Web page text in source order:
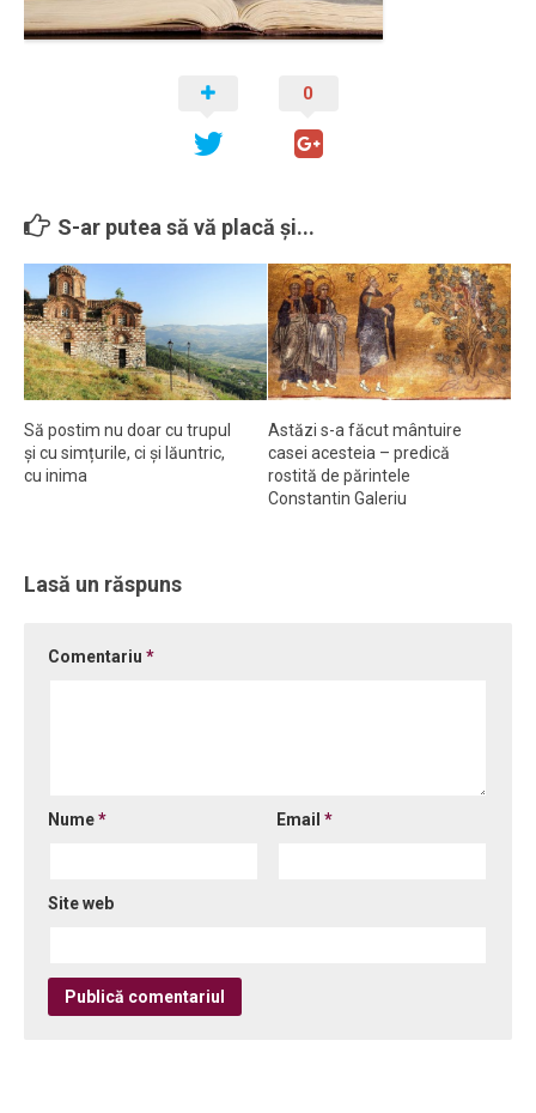
Ortodox în diaspora
Familia de azi
Casa curată
Adicții și vindecări
Gadgeturi cu două tăișuri
Bucătărie biblică
Interviuri
Puncte de Vedere
0
S-ar putea să vă placă și...
Să postim nu doar cu trupul
și cu simțurile, ci și lăuntric,
cu inima
Astăzi s-a făcut mântuire
casei acesteia – predică
rostită de părintele
Constantin Galeriu
Lasă un răspuns
Comentariu *
Nume* Email*
Site web